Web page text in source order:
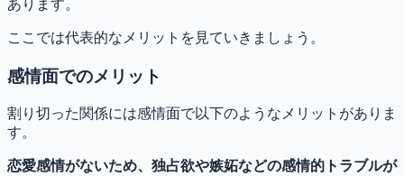
あります。
ここでは代表的なメリットを見ていきましょう。
感情面でのメリット
割り切った関係には感情面で以下のようなメリットがありま
す。
恋愛感情がないため、独占欲や嫉妬などの感情的トラブルが